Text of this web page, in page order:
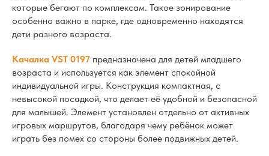
которые бегают по комплексам. Такое зонирование
особенно важно в парке, где одновременно находятся
дети разного возраста.
Качалка VST 0197 предназначена для детей младшего
возраста и используется как элемент спокойной
индивидуальной игры. Конструкция компактная, с
невысокой посадкой, что делает её удобной и безопасной
для малышей. Элемент установлен отдельно от активных
игровых маршрутов, благодаря чему ребёнок может
играть без помех со стороны более подвижных детей.